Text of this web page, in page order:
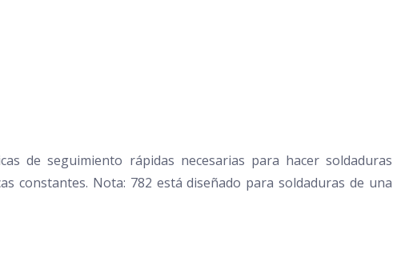
de seguimiento rápidas necesarias para hacer soldaduras
constantes. Nota: 782 está diseñado para soldaduras de una